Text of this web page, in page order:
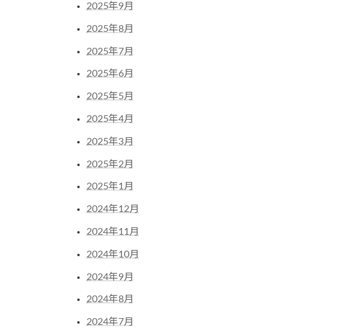
2025年9月
2025年8月
2025年7月
2025年6月
2025年5月
2025年4月
2025年3月
2025年2月
2025年1月
2024年12月
2024年11月
2024年10月
2024年9月
2024年8月
2024年7月